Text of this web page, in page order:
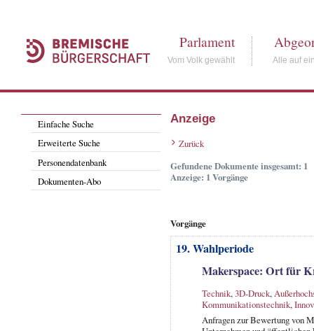
Parlament
Vom Volk gewählt Alle auf
Einfache Suche
Erweiterte Suche
Personendatenbank
Dokumenten-Abo
Anzeige
Zurück
Gefundene Dokumente insgesamt: 1
Anzeige: 1 Vorgänge
Vorgänge
19. Wahlperiode
Makerspace: Ort für
Technik,3D-Druck,
Kommunikationstechnik,
Anfragen zur Bewertung von